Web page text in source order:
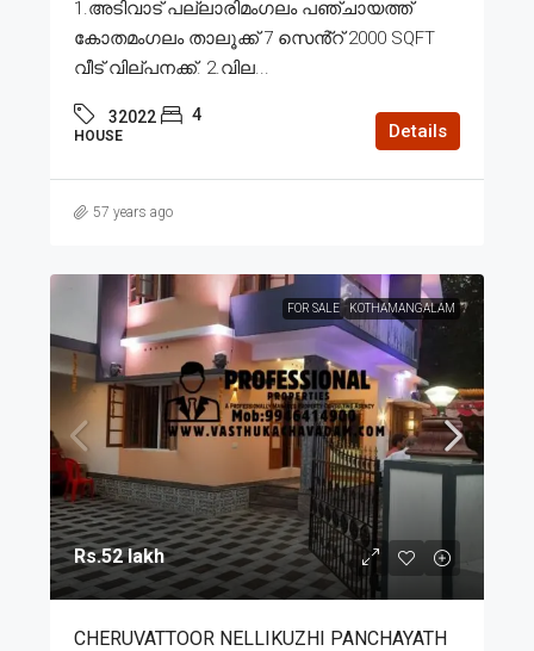
1.അടിവാട് പല്ലാരിമംഗലം പഞ്ചായത്ത്
കോതമംഗലം താലൂക്ക് 7 സെൻ്റ് 2000 SQFT
വീട് വില്പനക്ക്. 2.വില...
32022 4
HOUSE Details
57 years ago
FOR SALE KOTHAMANGALAM
Rs.52 lakh
CHERUVATTOOR NELLIKUZHI PANCHAYATH